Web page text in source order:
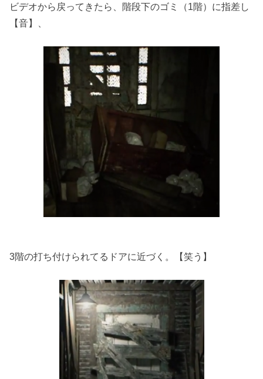
ビデオから戻ってきたら、階段下のゴミ（1階）に指差し
【音】、
3階の打ち付けられてるドアに近づく。【笑う】